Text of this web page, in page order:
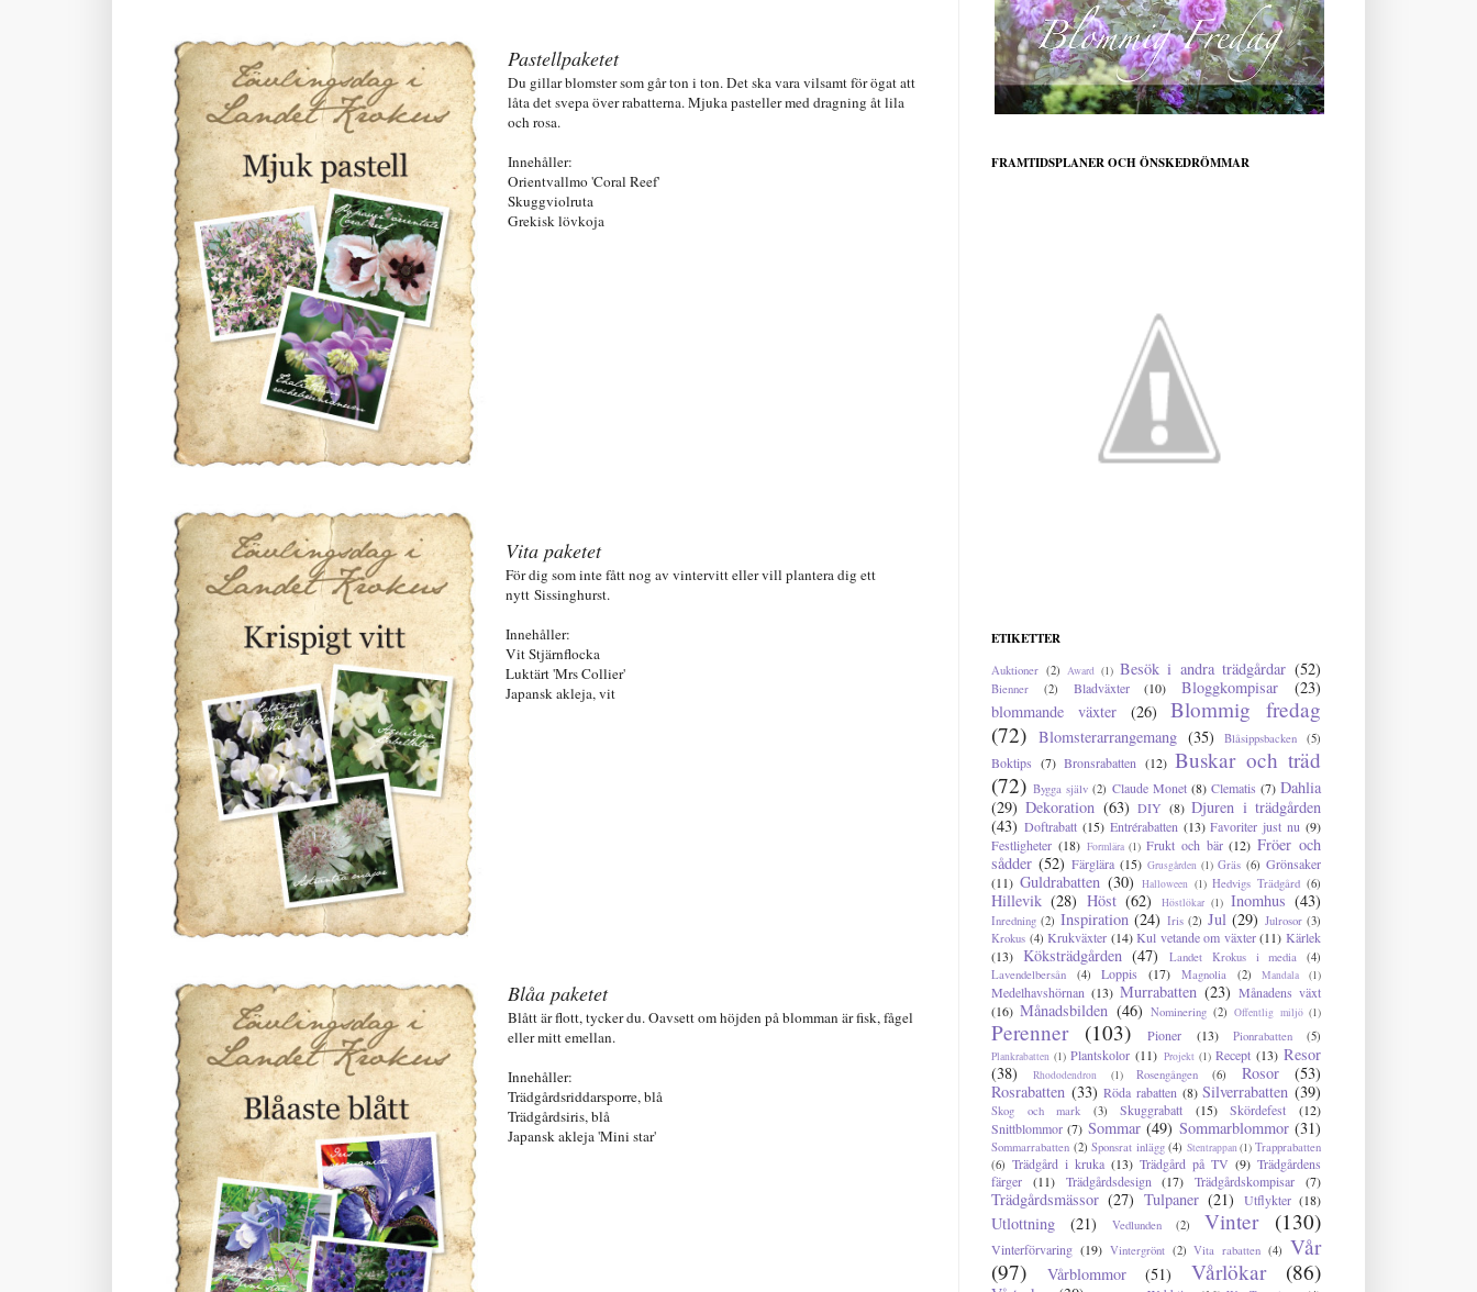
Pastellpaketet
Du gillar blomster som går ton i ton. Det ska vara vilsamt för ögat att
låta det svepa över rabatterna. Mjuka pasteller med dragning åt lila
och rosa.
Innehåller:
Orientvallmo 'Coral Reef'
Skuggviolruta
Grekisk lövkoja
Vita paketet
För dig som inte fått nog av vintervitt eller vill plantera dig ett
nyttSissinghurst.
Innehåller:
Vit Stjärnflocka
Luktärt 'Mrs Collier'
Japansk akleja, vit
Blåa paketet
Blått är flott, tycker du. Oavsett om höjden på blomman är fisk, fågel
eller mitt emellan.
Innehåller:
Trädgårdsriddarsporre, blå
Trädgårdsiris, blå
Japansk akleja 'Mini star'
FRAMTIDSPLANER OCH ÖNSKEDRÖMMAR
ETIKETTER
Auktioner (2) Award (1) Besök i andra trädgårdar (52)
Bienner (2) Bladväxter (10) Bloggkompisar
(23)
blommande växter
(26)
Blommig fredag
(72) Blomsterarrangemang (35) Blåsippsbacken (5)
Boktips (7) Bronsrabatten (12) Buskar och träd
(72) Bygga själv (2) Claude Monet (8) Clematis (7) Dahlia
(29) Dekoration (63) DIY (8) Djuren i trädgården
(43) Doftrabatt (15) Entrérabatten (13) Favoriter just nu (9)
Festligheter (18) Formlära (1) Frukt och bär (12) Fröer och
sådder (52) Färglära (15) Grusgården (1) Gräs (6) Grönsaker
(11) Guldrabatten (30) Halloween (1) Hedvigs Trädgård (6)
Hillevik (28) Höst (62) Höstlökar (1) Inomhus (43)
Inredning (2) Inspiration (24) Iris (2) Jul (29) Julrosor (3)
Krokus (4) Krukväxter (14) Kul vetande om växter (11) Kärlek
(13) Köksträdgården (47) Landet Krokus i media
(4)
Lavendelbersån
(4) Loppis (17) Magnolia (2) Mandala (1)
Medelhavshörnan (13) Murrabatten (23) Månadens växt
(16) Månadsbilden (46) Nominering (2) Offentlig miljö (1)
Perenner (103) Pioner (13) Pionrabatten (5)
Plankrabatten (1) Plantskolor (11) Projekt (1) Recept (13) Resor
(38)
Rhododendron (1) Rosengången (6) Rosor
(53)
Rosrabatten (33) Röda rabatten (8) Silverrabatten (39)
Skog och mark (3) Skuggrabatt (15) Skördefest
(12)
Snittblommor (7) Sommar (49) Sommarblommor (31)
Sommarrabatten (2) Sponsrat inlägg (4) Stentrappan(1) Trapprabatten
(6) Trädgård i kruka (13) Trädgård på TV (9) Trädgårdens
färger
(11) Trädgårdsdesign (17) Trädgårdskompisar (7)
Trädgårdsmässor (27) Tulpaner (21) Utflykter (18)
Utlottning (21) Vedlunden (2) Vinter (130)
Vinterförvaring (19) Vintergrönt (2) Vita rabatten (4) Vår
(97)
Vårblommor (51) Vårlökar (86)